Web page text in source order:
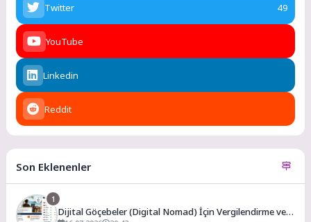
Twitter 49
YouTube
Linkedin
Reddit
Son Eklenenler
1
Dijital Göçebeler (Digital Nomad) İçin Vergilendirme ve